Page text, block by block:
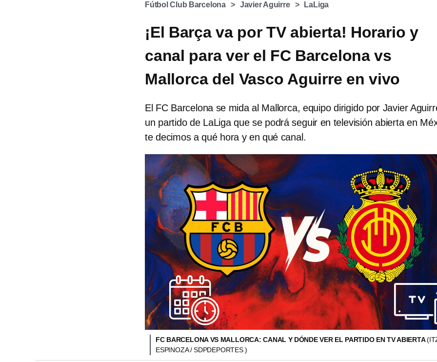
Fútbol Club Barcelona Javier Aguirre LaLiga
¡El Barça va por TV abierta! Horario y
canal para ver el FC Barcelona vs
Mallorca del Vasco Aguirre en vivo
El FC Barcelona se mida al Mallorca, equipo dirigido por Javier
un partido de LaLiga que se podrá seguir en televisión abierta en
te decimos a qué hora y en qué canal.
FC BARCELONA VS MALLORCA: CANAL Y DÓNDE VER EL PARTIDO EN TV ABIERTA
ESPINOZA / SDPDEPORTES )